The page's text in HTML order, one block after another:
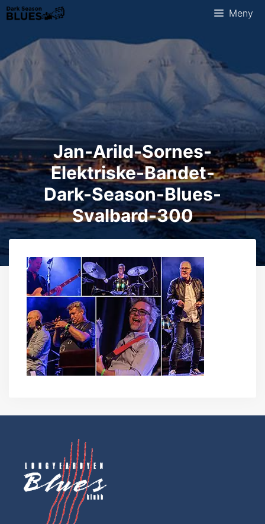
Hopp
til
innhold
Meny
Jan-Arild-Sornes-
Elektriske-Bandet-
Dark-Season-Blues-
Svalbard-300